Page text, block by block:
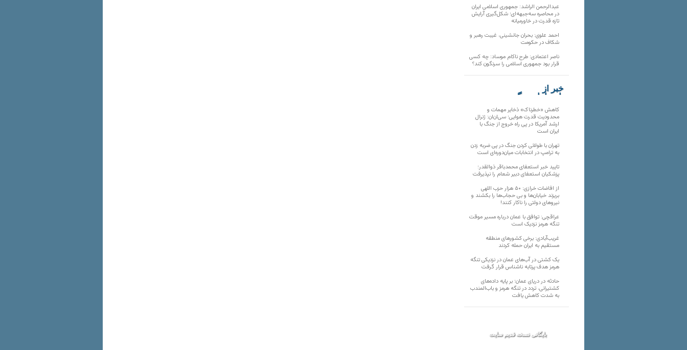
عبدالرحمن الراشد: جمهوری اسلامی ایران
در محاصره سه‌جبهه‌ای؛ شکل‌گیری آرایش
تازه قدرت در خاورمیانه
احمد علوی: بحران جانشینی، غیبت رهبر و
شکاف در حکومت
ناصر اعتمادی: طرح ناکام موساد: چه کسی
قرار بود جمهوری اسلامی را سرنگون کند؟
خبر از
تارنماهای دیگر
کاهش «خطرناک» ذخایر مهمات و
محدودیت قدرت هوایی؛ سی‌ان‌ان: ژنرال
ارشد آمریکا در پی راه خروج از جنگ با
ایران است
تهران با طولانی کردن جنگ در پی ضربه زدن
به ترامپ در انتخابات میان‌دوره‌ای است
تایید خبر استعفای محمدباقر ذوالقدر؛
پزشکیان استعفای دبیر شعام را نپذیرفت
از افاضات خرازی: ۵۰ هزار حزب اللهی
بریزند خیابان‌ها و بی حجاب‌ها را بکشند و
نیرو‌های دولتی را ناکار کنند!
عراقچی: توافق با عمان درباره مسیر موقت
تنگه هرمز نزدیک است
غریب‌آبادی: برخی کشورهای منطقه
مستقیم به ایران حمله کردند
یک کشتی در آب‌های عمان در نزدیکی تنگه
هرمز هدف پرتابه ناشناس قرار گرفت
حادثه در دریای عمان؛ بر پایه داده‌های
کشتیرانی، تردد در تنگه هرمز و باب‌المندب
به شدت کاهش یافت
بایگانی نسخه قدیم سایت